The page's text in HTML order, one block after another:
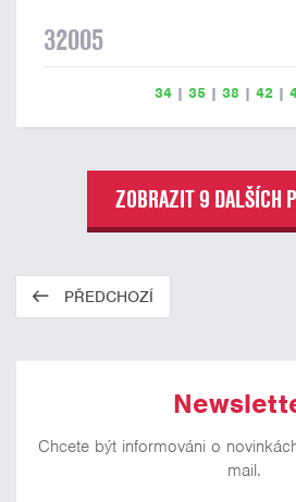
32005
34 | 35 | 38 | 42 |
ZOBRAZIT 9 DALŠÍCH
PŘEDCHOZÍ
Chcete být informováni o
mail.